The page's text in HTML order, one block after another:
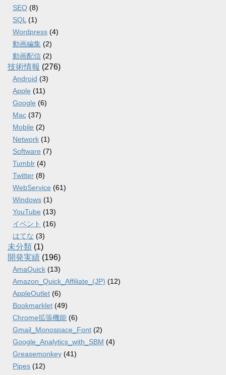
SEO (8)
SQL (1)
Wordpress (4)
動画編集 (2)
動画配信 (2)
技術情報 (276)
Android (3)
Apple (11)
Google (6)
Mac (37)
Mobile (2)
Network (1)
Software (7)
Tumblr (4)
Twitter (8)
WebService (61)
Windows (1)
YouTube (13)
イベント (16)
はてな (3)
未分類 (1)
開発実績 (196)
AmaQuick (13)
Amazon_Quick_Affiliate_(JP) (12)
AppleOutlet (6)
Bookmarklet (49)
Chrome拡張機能 (6)
Gmail_Monospace_Font (2)
Google_Analytics_with_SBM (4)
Greasemonkey (41)
Pipes (12)